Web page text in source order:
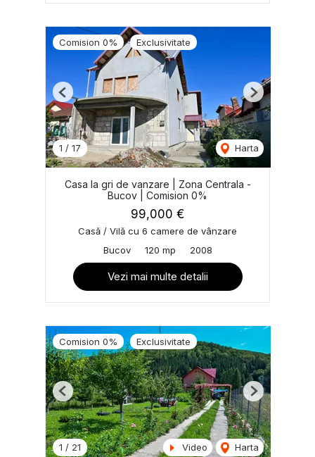
Comision 0% Exclusivitate
1 / 17 Harta
Previous Next
Casa la gri de vanzare | Zona Centrala -
Bucov | Comision 0%
99,000 €
Casă / Vilă cu 6 camere de vânzare
Bucov
120 mp 2008
Vezi mai multe detalii
Comision 0% Exclusivitate
1 / 21 Video Harta
Previous Next